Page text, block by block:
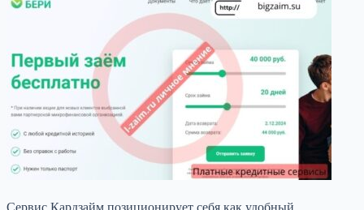
Сервис Кардзайм позиционирует себя как удобный